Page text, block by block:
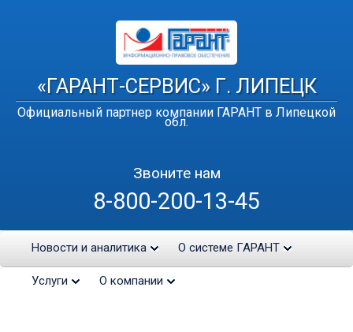
«ГАРАНТ-СЕРВИС» Г. ЛИПЕЦК
Официальный партнер компании ГАРАНТ в Липецкой
обл.
Звоните нам
8-800-200-13-45
Новости и аналитика О системе ГАРАНТ
Услуги О компании